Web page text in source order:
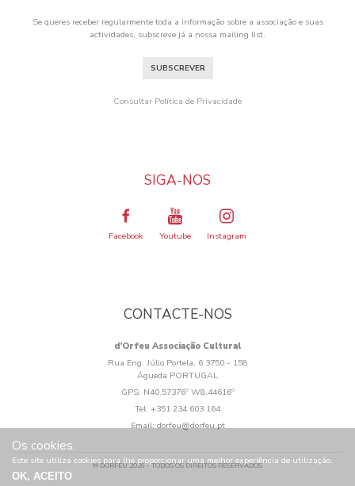
Os cookies.
Este site utiliza cookies para lhe proporcionar uma melhor experiência de utilização.
OK, ACEITO
Se queres receber regularmente toda a informação sobre a associação e suas
actividades, subscreve já a nossa mailing list.
SUBSCREVER
Consultar Política de Privacidade
SIGA-NOS
Facebook Youtube Instagram
CONTACTE-NOS
d’Orfeu Associação Cultural
Rua Eng. Júlio Portela, 6 3750 - 158
Águeda PORTUGAL
GPS: N40.57376º W8.44616º
Tel: +351 234 603 164
Email:dorfeu@dorfeu.pt
® DORFEU 2026 - TODOS OS DIREITOS RESERVADOS